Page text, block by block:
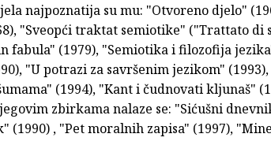
najpoznatija su mu: "Otvoreno djelo"
"Sveopći traktat semiotike" ("Trattato di
fabula" (1979), "Semiotika i filozofija
"U potrazi za savršenim jezikom"
(1994), "Kant i čudnovati kljunaš"
zbirkama nalaze se: "Sićušni
(1990) , "Pet moralnih zapisa" (1997),